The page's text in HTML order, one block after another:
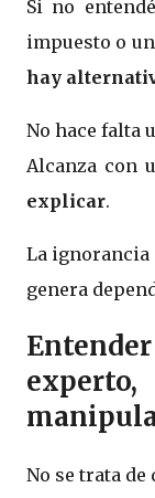
Si no
impuesto o
hay
No hace falta
Alcanza con
explicar.
La ignorancia
genera
No se trata de